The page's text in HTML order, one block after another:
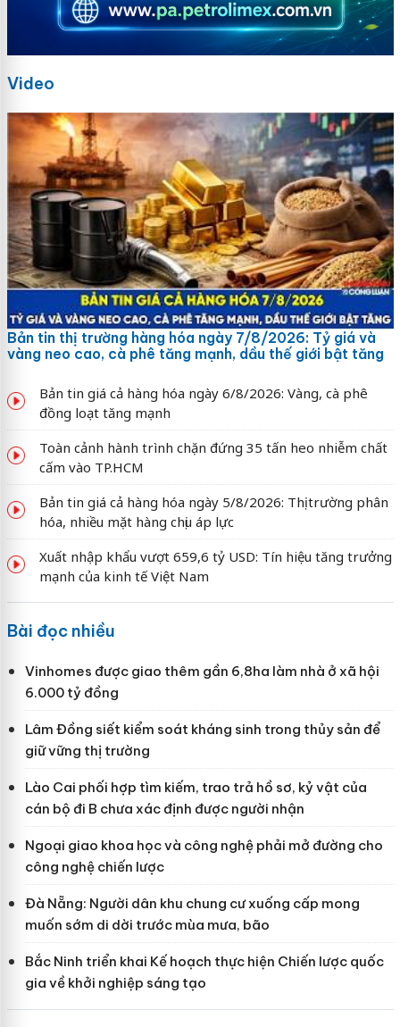
Video
Bản tin thị trường hàng hóa ngày 7/8/2026: Tỷ giá và
vàng neo cao, cà phê tăng mạnh, dầu thế giới bật tăng
Bản tin giá cả hàng hóa ngày 6/8/2026: Vàng, cà phê
đồng loạt tăng mạnh
Toàn cảnh hành trình chặn đứng 35 tấn heo nhiễm chất
cấm vào TP.HCM
Bản tin giá cả hàng hóa ngày 5/8/2026: Thị trường phân
hóa, nhiều mặt hàng chịu áp lực
Xuất nhập khẩu vượt 659,6 tỷ USD: Tín hiệu tăng trưởng
mạnh của kinh tế Việt Nam
Bài đọc nhiều
Vinhomes được giao thêm gần 6,8ha làm nhà ở xã hội
6.000 tỷ đồng
Lâm Đồng siết kiểm soát kháng sinh trong thủy sản để
giữ vững thị trường
Lào Cai phối hợp tìm kiếm, trao trả hồ sơ, kỷ vật của
cán bộ đi B chưa xác định được người nhận
Ngoại giao khoa học và công nghệ phải mở đường cho
công nghệ chiến lược
Đà Nẵng: Người dân khu chung cư xuống cấp mong
muốn sớm di dời trước mùa mưa, bão
Bắc Ninh triển khai Kế hoạch thực hiện Chiến lược quốc
gia về khởi nghiệp sáng tạo